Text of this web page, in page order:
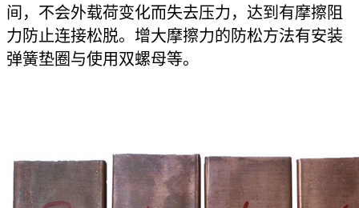
间，不会外载荷变化而失去压力，达到有摩擦阻
力防止连接松脱。增大摩擦力的防松方法有安装
弹簧垫圈与使用双螺母等。